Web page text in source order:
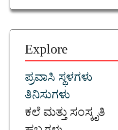
Explore
ಪ್ರವಾಸಿ ಸ್ಥಳಗಳು
ತಿನಿಸುಗಳು
ಕಲೆ ಮತ್ತು ಸಂಸ್ಕೃತಿ